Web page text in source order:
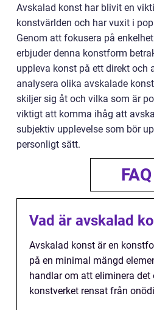
Avskalad konst har blivit en
konstvärlden och har vuxit i
Genom att fokusera på
erbjuder denna konstform
uppleva konst på ett direkt och
analysera olika avskalade
skiljer sig åt och vilka som är
viktigt att komma ihåg att
subjektiv upplevelse som bör
personligt sätt.
FAQ
Vad är avskalad
Avskalad konst är en
på en minimal mängd
handlar om att eliminera
konstverket rensat från